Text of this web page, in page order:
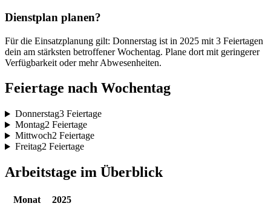
Dienstplan planen?
Für die Einsatzplanung gilt: Donnerstag ist in 2025 mit 3 Feiertagen
dein am stärksten betroffener Wochentag. Plane dort mit geringerer
Verfügbarkeit oder mehr Abwesenheiten.
Feiertage nach Wochentag
Donnerstag3 Feiertage
Montag2 Feiertage
Mittwoch2 Feiertage
Freitag2 Feiertage
Arbeitstage im Überblick
Monat
2025